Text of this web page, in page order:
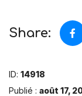
Share:
ID: 14918
Publié : août 17,